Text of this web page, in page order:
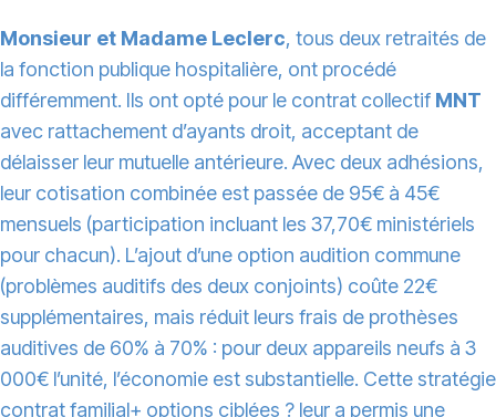
Monsieur et Madame Leclerc, tous deux retraités de
la fonction publique hospitalière, ont procédé
différemment. Ils ont opté pour le contrat collectif MNT
avec rattachement d’ayants droit, acceptant de
délaisser leur mutuelle antérieure. Avec deux adhésions,
leur cotisation combinée est passée de 95€ à 45€
mensuels (participation incluant les 37,70€ ministériels
pour chacun). L’ajout d’une option audition commune
(problèmes auditifs des deux conjoints) coûte 22€
supplémentaires, mais réduit leurs frais de prothèses
auditives de 60% à 70% : pour deux appareils neufs à 3
000€ l’unité, l’économie est substantielle. Cette stratégie
contrat familial+ options ciblées ? leur a permis une